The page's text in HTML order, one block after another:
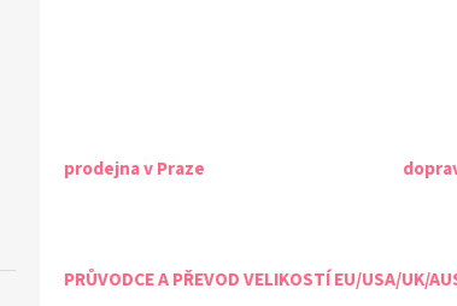
prodejna v Praze
PRŮVODCE A PŘEVOD VELIKOSTÍ EU/USA/UK/